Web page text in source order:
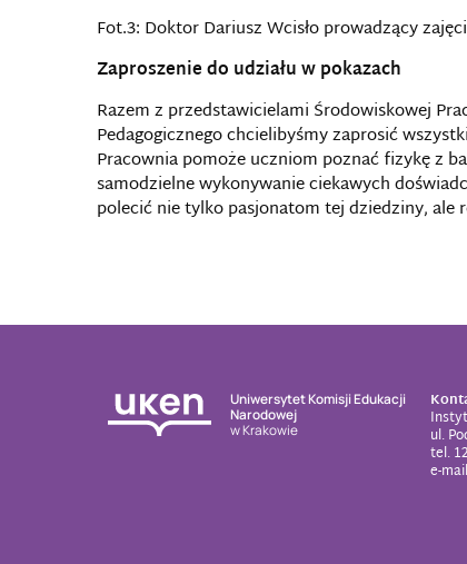
Fot.3: Doktor Dariusz Wcisło prowadzący
Zaproszenie do udziału w pokazach
Razem z przedstawicielami Środowiskowej
Pedagogicznego chcielibyśmy zaprosić
Pracownia pomoże uczniom poznać fizykę z
samodzielne wykonywanie ciekawych
polecić nie tylko pasjonatom tej dziedziny, ale
Uniwersytet Komisji Edukacji
Narodowej
w Krakowie
ul.
tel.
e-